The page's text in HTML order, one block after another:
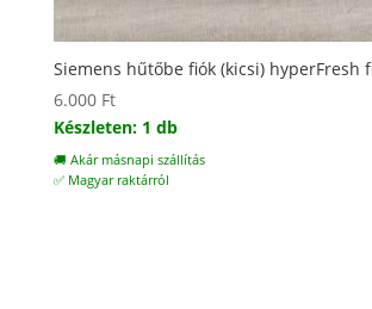
Siemens hűtőbe fiók (kicsi) hyperFresh
6.000 Ft
Készleten: 1 db
🚚 Akár másnapi szállítás
✅ Magyar raktárról